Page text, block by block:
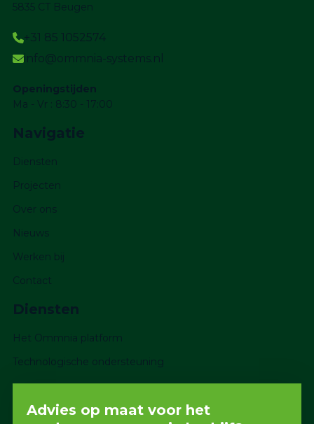
5835 CT Beugen
+31 85 1052574
info@ommnia-systems.nl
Openingstijden
Ma - Vr : 8:30 - 17:00
Navigatie
Diensten
Projecten
Over ons
Nieuws
Werken bij
Contact
Diensten
Het Ommnia platform
Technologische ondersteuning
Advies op maat voor het